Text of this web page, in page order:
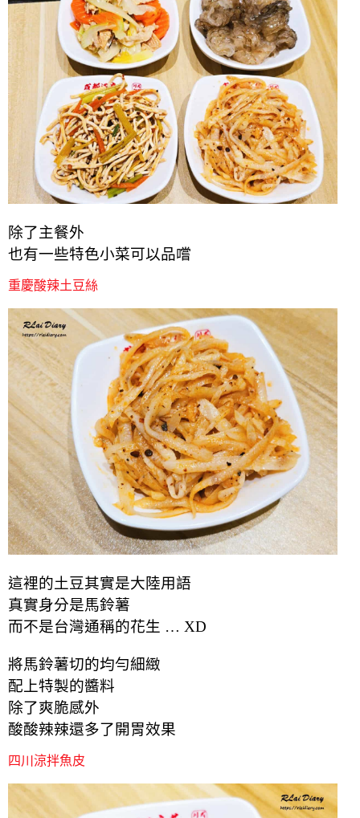
除了主餐外
也有一些特色小菜可以品嚐
重慶酸辣土豆絲
這裡的土豆其實是大陸用語
真實身分是馬鈴薯
而不是台灣通稱的花生 … XD
將馬鈴薯切的均勻細緻
配上特製的醬料
除了爽脆感外
酸酸辣辣還多了開胃效果
四川涼拌魚皮